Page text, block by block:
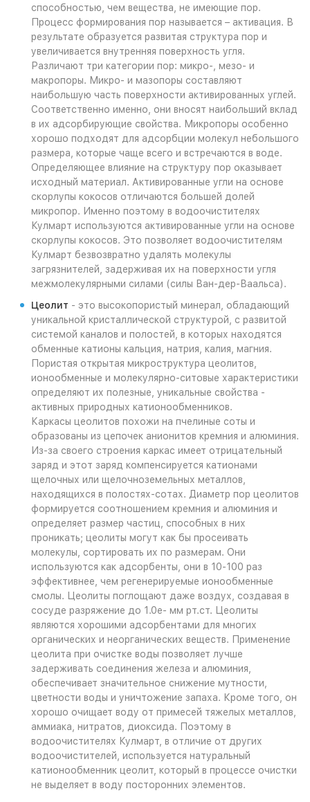
способностью, чем вещества, не имеющие пор.
Процесс формирования пор называется – активация. В
результате образуется развитая структура пор и
увеличивается внутренняя поверхность угля.
Различают три категории пор: микро-, мезо- и
макропоры. Микро- и мазопоры составляют
наибольшую часть поверхности активированных углей.
Соответственно именно, они вносят наибольший вклад
в их адсорбирующие свойства. Микропоры особенно
хорошо подходят для адсорбции молекул небольшого
размера, которые чаще всего и встречаются в воде.
Определяющее влияние на структуру пор оказывает
исходный материал. Активированные угли на основе
скорлупы кокосов отличаются большей долей
микропор. Именно поэтому в водоочистителях
Кулмарт используются активированные угли на основе
скорлупы кокосов. Это позволяет водоочистителям
Кулмарт безвозвратно удалять молекулы
загрязнителей, задерживая их на поверхности угля
межмолекулярными силами (силы Ван-дер-Ваальса).
Цеолит - это высокопористый минерал, обладающий
уникальной кристаллической структурой, с развитой
системой каналов и полостей, в которых находятся
обменные катионы кальция, натрия, калия, магния.
Пористая открытая микроструктура цеолитов,
ионообменные и молекулярно-ситовые характеристики
определяют их полезные, уникальные свойства -
активных природных катионообменников.
Каркасы цеолитов похожи на пчелиные соты и
образованы из цепочек анионитов кремния и алюминия.
Из-за своего строения каркас имеет отрицательный
заряд и этот заряд компенсируется катионами
щелочных или щелочноземельных металлов,
находящихся в полостях-сотах. Диаметр пор цеолитов
формируется соотношением кремния и алюминия и
определяет размер частиц, способных в них
проникать; цеолиты могут как бы просеивать
молекулы, сортировать их по размерам. Они
используются как адсорбенты, они в 10-100 раз
эффективнее, чем регенерируемые ионообменные
смолы. Цеолиты поглощают даже воздух, создавая в
сосуде разряжение до 1.0е- мм рт.ст. Цеолиты
являются хорошими адсорбентами для многих
органических и неорганических веществ. Применение
цеолита при очистке воды позволяет лучше
задерживать соединения железа и алюминия,
обеспечивает значительное снижение мутности,
цветности воды и уничтожение запаха. Кроме того, он
хорошо очищает воду от примесей тяжелых металлов,
аммиака, нитратов, диоксида. Поэтому в
водоочистителях Кулмарт, в отличие от других
водоочистителей, используется натуральный
катионообменник цеолит, который в процессе очистки
не выделяет в воду посторонних элементов.